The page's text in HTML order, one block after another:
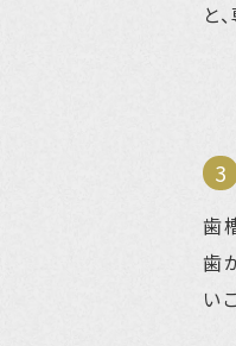
と
歯
歯
い